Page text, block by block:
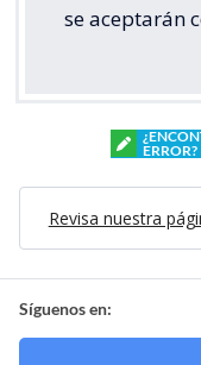
se aceptarán
ERROR?
Revisa nuestra
Síguenos en: